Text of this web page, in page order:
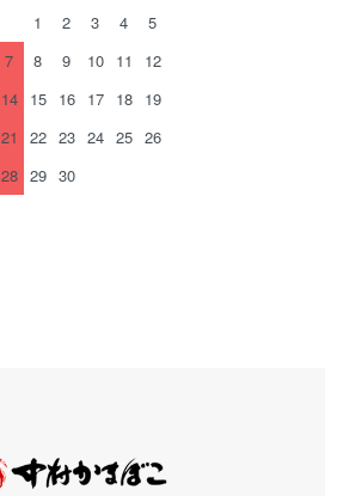
1
2 3 4
5
7 8 9 10 11
12
14 15 16 17 18
19
21 22 23 24 25 26
28 29 30